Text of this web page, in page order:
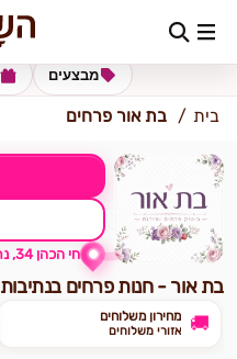
כתובת למשלוח הזינו כתובת
מבצעים
בית בת אור פרחים
חי הכהן 34, נתיבות
בת אור - חנות פרחים בנתיבות
מחירון משלוחים
אזורי משלוחים 🚚